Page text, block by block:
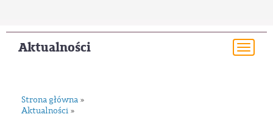
Aktualności
Strona główna »
Aktualności »